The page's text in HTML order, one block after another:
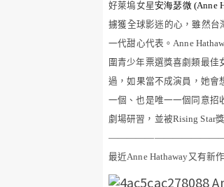
好萊塢女星安海瑟微 (Anne
擄獲全球影迷的心，雖然台
一代甜心代表。Anne
圍青少年票選獎喜劇類最
過，如果當不成演員，她會
一個、也是唯一一個同意招
劇場研習，並被Rising Star
最近Anne Hathaway 又有新